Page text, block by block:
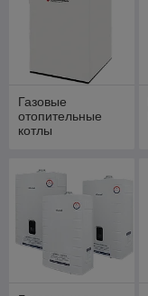
Газовые
отопительные
котлы